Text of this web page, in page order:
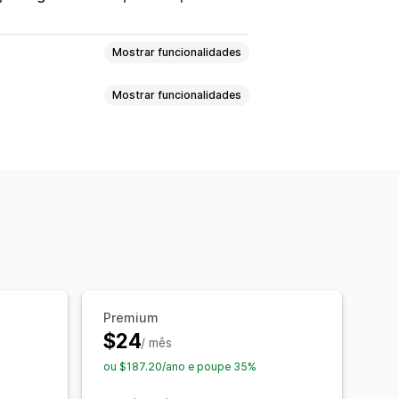
Mostrar funcionalidades
Pagamentos
Mostrar funcionalidades
Premium
$24/ mês
ou $187.20/ano e poupe 35%